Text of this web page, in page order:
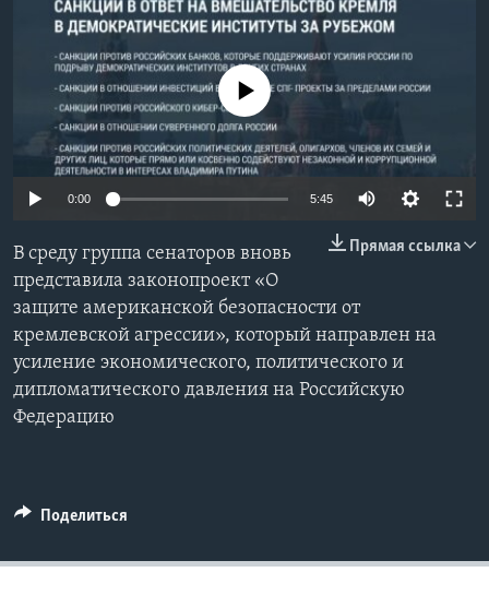
Learning English
СОЦИАЛЬНЫЕ СЕТИ
Языки
No media source currently available
0:00 5:45
Прямая ссылка
В среду группа сенаторов вновь
представила законопроект «О
защите американской безопасности от
кремлевской агрессии», который направлен на
усиление экономического, политического и
дипломатического давления на Российскую
Федерацию
Поделиться